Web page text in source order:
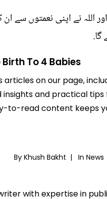
نے اپنی نعمتوں سے ان
To 4 Babies
articles on our page,
insights and practical
to-read content keeps
By Khush Bakht | In News
with expertise in